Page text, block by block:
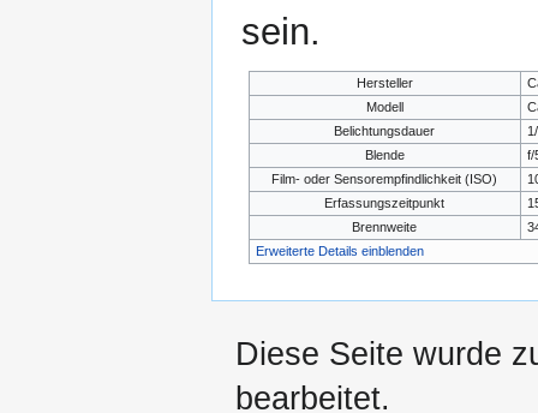
sein.
Hersteller
Modell
Belichtungsdauer
Blende
f/
Film- oder Sensorempfindlichkeit (ISO)
Erfassungszeitpunkt
Brennweite
Erweiterte Details einblenden
Diese Seite wurde
bearbeitet.